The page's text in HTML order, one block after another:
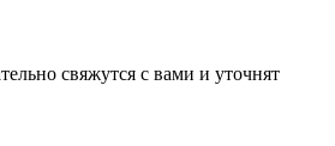
свяжутся с вами и уточнят